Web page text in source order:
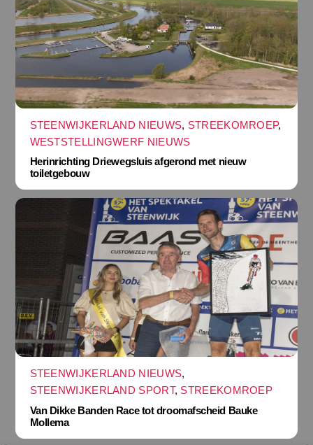
STEENWIJKERLAND NIEUWS, STREEKOMROEP,
WESTSTELLINGWERF NIEUWS
Herinrichting Driewegsluis afgerond met nieuw
toiletgebouw
STEENWIJKERLAND NIEUWS,
STEENWIJKERLAND SPORT, STREEKOMROEP
Van Dikke Banden Race tot droomafscheid Bauke
Mollema